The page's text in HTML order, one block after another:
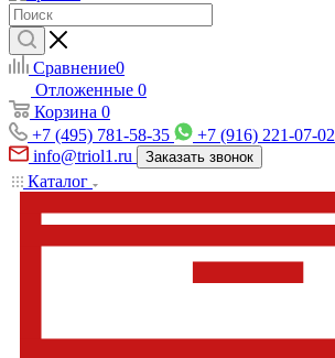
Сравнение0
Отложенные 0
Корзина 0
+7 (495) 781-58-35
+7 (916) 221-07-02
info@triol1.ru
Заказать звонок
Каталог